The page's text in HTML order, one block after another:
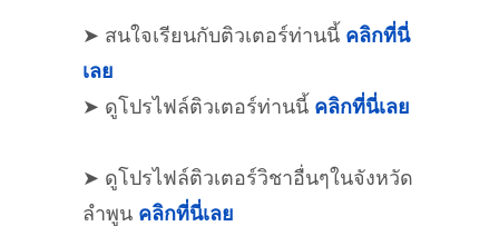
➤ สนใจเรียนกับติวเตอร์ท่านนี้ คลิกที่นี่
เลย
➤ ดูโปรไฟล์ติวเตอร์ท่านนี้ คลิกที่นี่เลย
➤ ดูโปรไฟล์ติวเตอร์วิชาอื่นๆในจังหวัด
ลำพูน คลิกที่นี่เลย